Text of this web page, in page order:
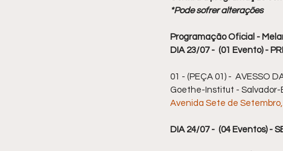
*Pode sofrer alterações
Programação Oficial -
DIA 23/07 -  (01 Evento) -
01 - (PEÇA 01) -  AVESSO
Goethe-Institut - Salvador-
Avenida Sete de Setembro,
DIA 24/07 -  (04 Eventos) -